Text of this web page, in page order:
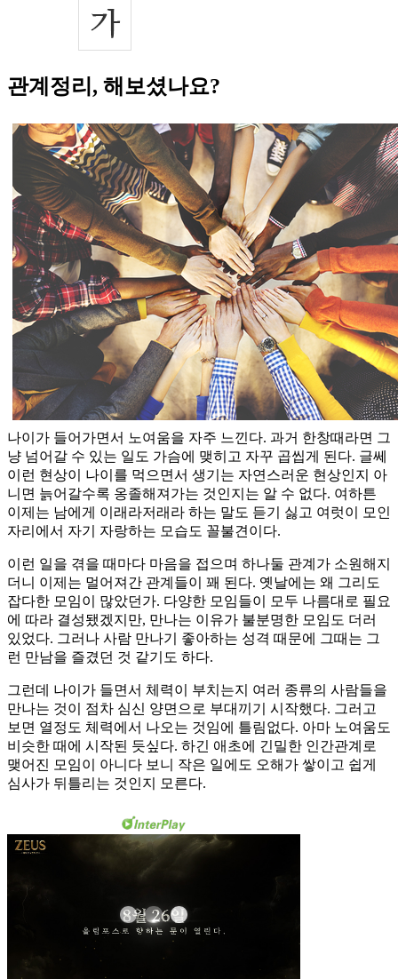
관계정리, 해보셨나요?
나이가 들어가면서 노여움을 자주 느낀다. 과거 한창때라면 그
냥 넘어갈 수 있는 일도 가슴에 맺히고 자꾸 곱씹게 된다. 글쎄
이런 현상이 나이를 먹으면서 생기는 자연스러운 현상인지 아
니면 늙어갈수록 옹졸해져가는 것인지는 알 수 없다. 여하튼
이제는 남에게 이래라저래라 하는 말도 듣기 싫고 여럿이 모인
자리에서 자기 자랑하는 모습도 꼴불견이다.
이런 일을 겪을 때마다 마음을 접으며 하나둘 관계가 소원해지
더니 이제는 멀어져간 관계들이 꽤 된다. 옛날에는 왜 그리도
잡다한 모임이 많았던가. 다양한 모임들이 모두 나름대로 필요
에 따라 결성됐겠지만, 만나는 이유가 불분명한 모임도 더러
있었다. 그러나 사람 만나기 좋아하는 성격 때문에 그때는 그
런 만남을 즐겼던 것 같기도 하다.
그런데 나이가 들면서 체력이 부치는지 여러 종류의 사람들을
만나는 것이 점차 심신 양면으로 부대끼기 시작했다. 그러고
보면 열정도 체력에서 나오는 것임에 틀림없다. 아마 노여움도
비슷한 때에 시작된 듯싶다. 하긴 애초에 긴밀한 인간관계로
맺어진 모임이 아니다 보니 작은 일에도 오해가 쌓이고 쉽게
심사가 뒤틀리는 것인지 모른다.